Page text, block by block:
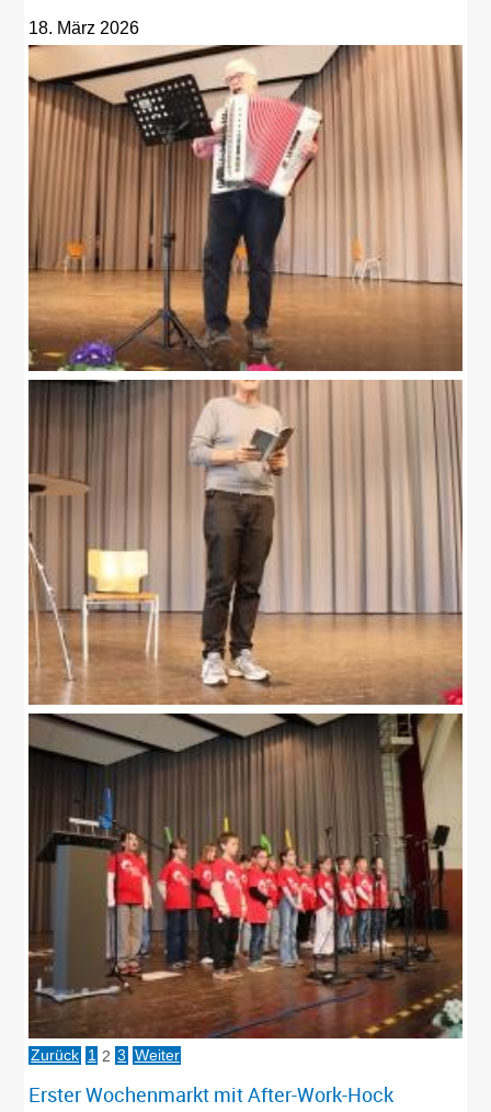
18. März 2026
Zurück 1 2 3 Weiter
Erster Wochenmarkt mit After-Work-Hock